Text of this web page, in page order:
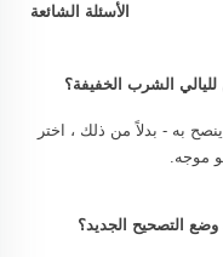
الأسئلة الشائعة
الشرب الخفيفة؟
به - بدلاً من ذلك ، اختر
موجه.
التصحيح الجديد؟